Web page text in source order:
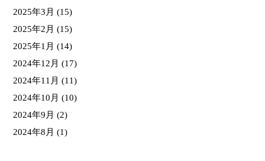
2025年3月 (15)
2025年2月 (15)
2025年1月 (14)
2024年12月 (17)
2024年11月 (11)
2024年10月 (10)
2024年9月 (2)
2024年8月 (1)